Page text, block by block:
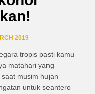
2019
tropis pasti kamu
matahari yang
musim hujan
untuk seantero